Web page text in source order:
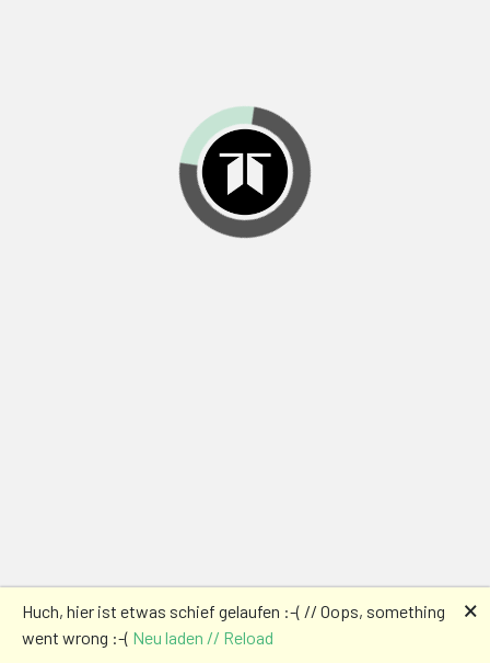
Huch, hier ist etwas schief gelaufen :-( // Oops, something
went wrong :-( Neu laden // Reload
🗙